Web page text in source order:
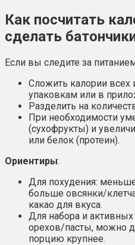
Как посчитать
сделать
Если вы следите за
Сложить калории всех
упаковкам или в
Разделить на
При необходимости
(сухофрукты) и
или белок (протеин).
Ориентиры:
Для похудения:
больше овсянки/
какао для вкуса.
Для набора и
орехов/пасты, можно
порцию крупнее.